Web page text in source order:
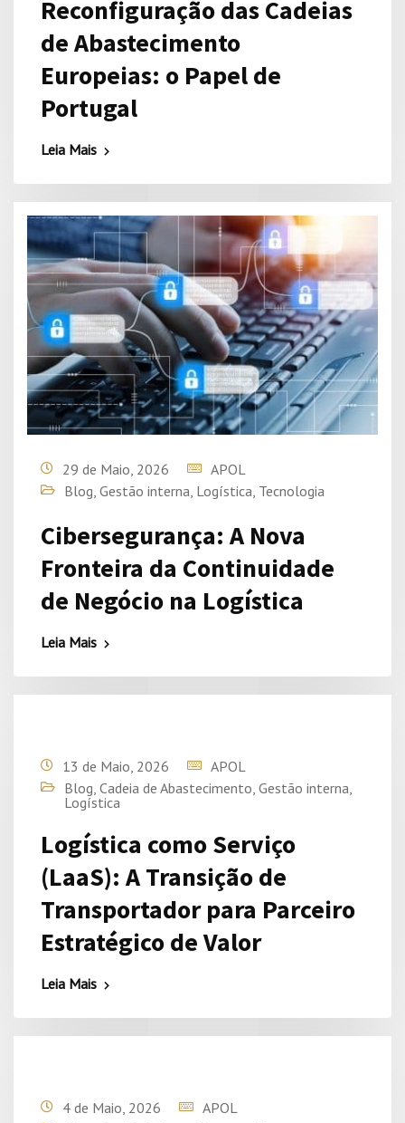
Reconfiguração das Cadeias
de Abastecimento
Europeias: o Papel de
Portugal
Leia Mais
29 de Maio, 2026
APOL
Blog, Gestão interna, Logística, Tecnologia
Cibersegurança: A Nova
Fronteira da Continuidade
de Negócio na Logística
Leia Mais
13 de Maio, 2026
APOL
Blog, Cadeia de Abastecimento, Gestão interna,
Logística
Logística como Serviço
(LaaS): A Transição de
Transportador para Parceiro
Estratégico de Valor
Leia Mais
4 de Maio, 2026
APOL